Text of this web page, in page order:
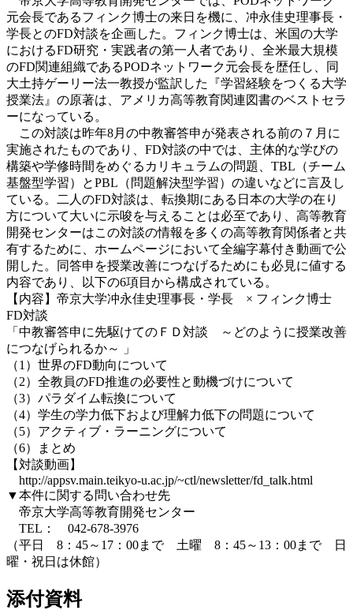
元会長であるフィンク博士の来日を機に、冲永佳史理事長・
学長とのFD対談を企画した。フィンク博士は、米国の大学
におけるFD研究・実践者の第一人者であり、全米最大規模
のFD関連組織であるPODネットワーク元会長を歴任し、同
大土持ゲーリー法一教授が監訳した『学習経験をつくる大学
授業法』の原著は、アメリカ高等教育関連図書のベストセラ
ーになっている。
この対談は昨年8月の中教審答申が発表される前の７月に
実施されたものであり、FD対談の中では、主体的な学びの
構築や学修時間をめぐるカリキュラムの問題、TBL（チーム
基盤型学習）とPBL（問題解決型学習）の違いなどに言及し
ている。二人のFD対談は、転換期にある日本の大学の在り
方について大いに示唆を与えることは必至であり、高等教育
開発センターはこの対談の情報を多くの高等教育関係者と共
有するために、ホームページにおいて全編字幕付き動画で公
開した。同答申を授業改善につなげるためにも必見に値する
内容であり、以下の6項目から構成されている。
【内容】帝京大学冲永佳史理事長・学長 × フィンク博士
FD対談
「中教審答申に先駆けてのＦＤ対談 ～どのように授業改善
につなげられるか～ 」
（1）世界のFD動向について
（2）全教員のFD推進の必要性と動機づけについて
（3）パラダイム転換について
（4）学生の学力低下および理解力低下の問題について
（5）アクティブ・ラーニングについて
（6）まとめ
【対談動画】
http://appsv.main.teikyo-u.ac.jp/~ctl/newsletter/fd_talk.html
▼本件に関する問い合わせ先
帝京大学高等教育開発センター
TEL： 042-678-3976
（平日 8：45～17：00まで 土曜 8：45～13：00まで 日
曜・祝日は休館）
添付資料